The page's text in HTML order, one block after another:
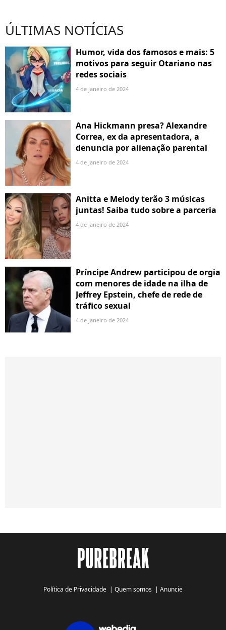
ÚLTIMAS NOTÍCIAS
Humor, vida dos famosos e mais: 5
motivos para seguir Otariano nas
redes sociais
4 de janeiro de 2024
Ana Hickmann presa? Alexandre
Correa, ex da apresentadora, a
denuncia por alienação parental
4 de janeiro de 2024
Anitta e Melody terão 3 músicas
juntas! Saiba tudo sobre a parceria
4 de janeiro de 2024
Príncipe Andrew participou de orgia
com menores de idade na ilha de
Jeffrey Epstein, chefe de rede de
tráfico sexual
4 de janeiro de 2024
Política de Privacidade | Quem somos | Anuncie